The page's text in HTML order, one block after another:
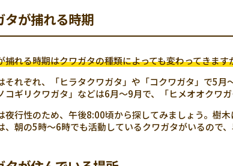
タが捕れる時期
捕れる時期はクワガタの種類によっても変わってきま
それぞれ、「ヒラタクワガタ」や「コクワガタ」で5
コギリクワガタ」などは6月～9月で、「ヒメオオクワ
夜行性のため、午後8:00頃から探してみましょう。樹
、朝の5時～6時でも活動しているクワガタがいるので